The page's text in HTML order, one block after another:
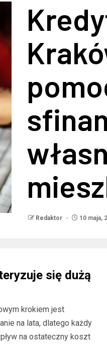
Redaktor 10 maja,
się dużą
krokiem jest
na lata, dlatego każdy
na ostateczny koszt